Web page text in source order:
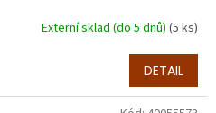
Externí sklad (do 5 dnů) (5 ks)
DETAIL